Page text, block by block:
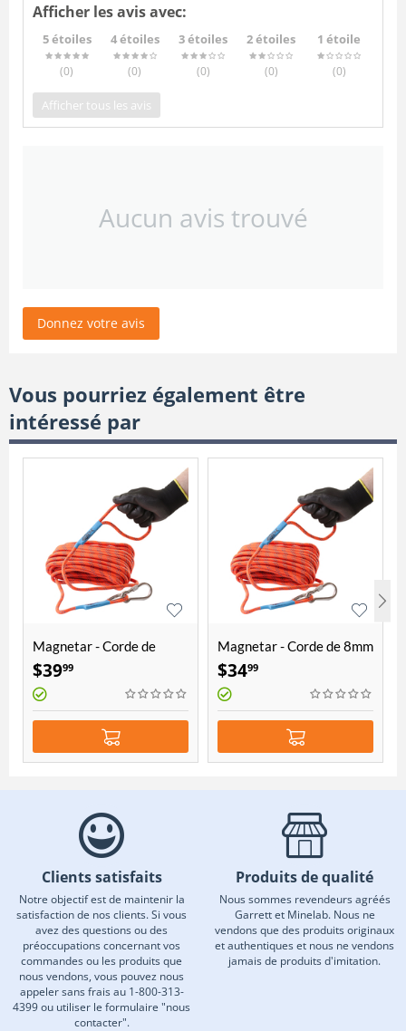
Afficher les avis avec:
5 étoiles
(0)
4 étoiles
(0)
3 étoiles
(0)
2 étoiles
(0)
1 étoile
(0)
Afficher tous les avis
Aucun avis trouvé
Donnez votre avis
Vous pourriez également être
intéressé par
Magnetar - Corde de
10mm d'épaisseur et 20
mètres de longueur
$3999
Magnetar - Corde de 8mm
d'épaisseur et 20 mètres
de longueur
$3499
Clients satisfaits
Notre objectif est de maintenir la
satisfaction de nos clients. Si vous
avez des questions ou des
préoccupations concernant vos
commandes ou les produits que
nous vendons, vous pouvez nous
appeler sans frais au 1-800-313-
4399 ou utiliser le formulaire "nous
contacter".
Produits de qualité
Nous sommes revendeurs agréés
Garrett et Minelab. Nous ne
vendons que des produits originaux
et authentiques et nous ne vendons
jamais de produits d'imitation.